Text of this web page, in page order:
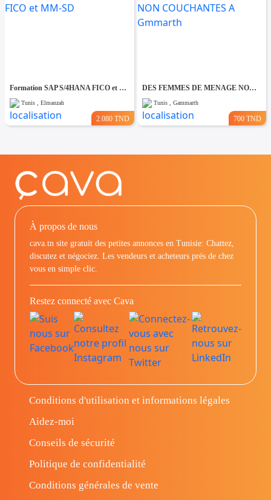
Formation SAP S/4HANA FICO et MM-SD
Tunis , Elmanzah
2.080 TND
DES FEMMES DE MENAGE NON COUCHANTES A Gmmarth
Tunis , Gammarth
700 TND
À propos de nous
cava.tn site gratuit des petites annonces en Tunisie: Chattez,
discutez et négociez. Les vendeurs et acheteurs prés de chez
vous en simple clic.
Restez connecté avec Cava
Conditions d'utilisation et informations légales
Aidez-moi
Conseils de sécurité
Politique de confidentialité
Conditions générales de vente